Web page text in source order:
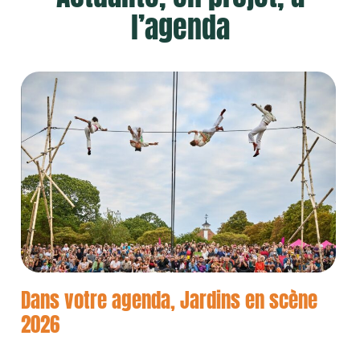
l’agenda
Dans votre agenda, Jardins en scène
2026